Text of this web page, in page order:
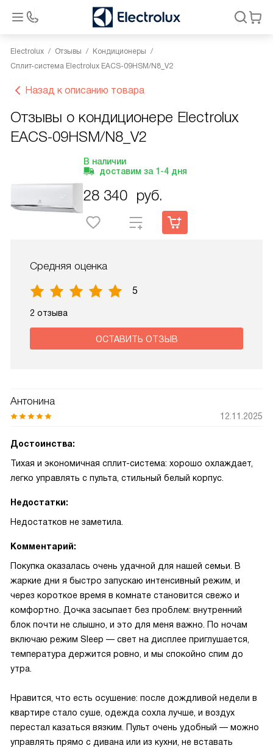
Electrolux Отзывы
Кондиционеры
Сплит-система Electrolux EACS-09HSM/N8_V2
Назад к описанию товара
Отзывы о кондиционере Electrolux
EACS-09HSM/N8_V2
В наличии
доставим за 1-4 дня
28 340 руб.
Средняя оценка
5
2 отзыва
ОСТАВИТЬ ОТЗЫВ
Антонина
12.11.2025
Достоинства:
Тихая и экономичная сплит-система: хорошо охлаждает,
легко управлять с пульта, стильный белый корпус.
Недостатки:
Недостатков не заметила.
Комментарий:
Покупка оказалась очень удачной для нашей семьи. В
жаркие дни я быстро запускаю интенсивный режим, и
через короткое время в комнате становится свежо и
комфортно. Дочка засыпает без проблем: внутренний
блок почти не слышно, и это для меня важно. По ночам
включаю режим Sleep — свет на дисплее приглушается,
температура держится ровно, и мы спокойно спим до
утра.
Нравится, что есть осушение: после дождливой недели в
квартире стало суше, одежда сохла лучше, и воздух
перестал казаться вязким. Пульт очень удобный — можно
управлять прямо с дивана или из кухни, не вставать